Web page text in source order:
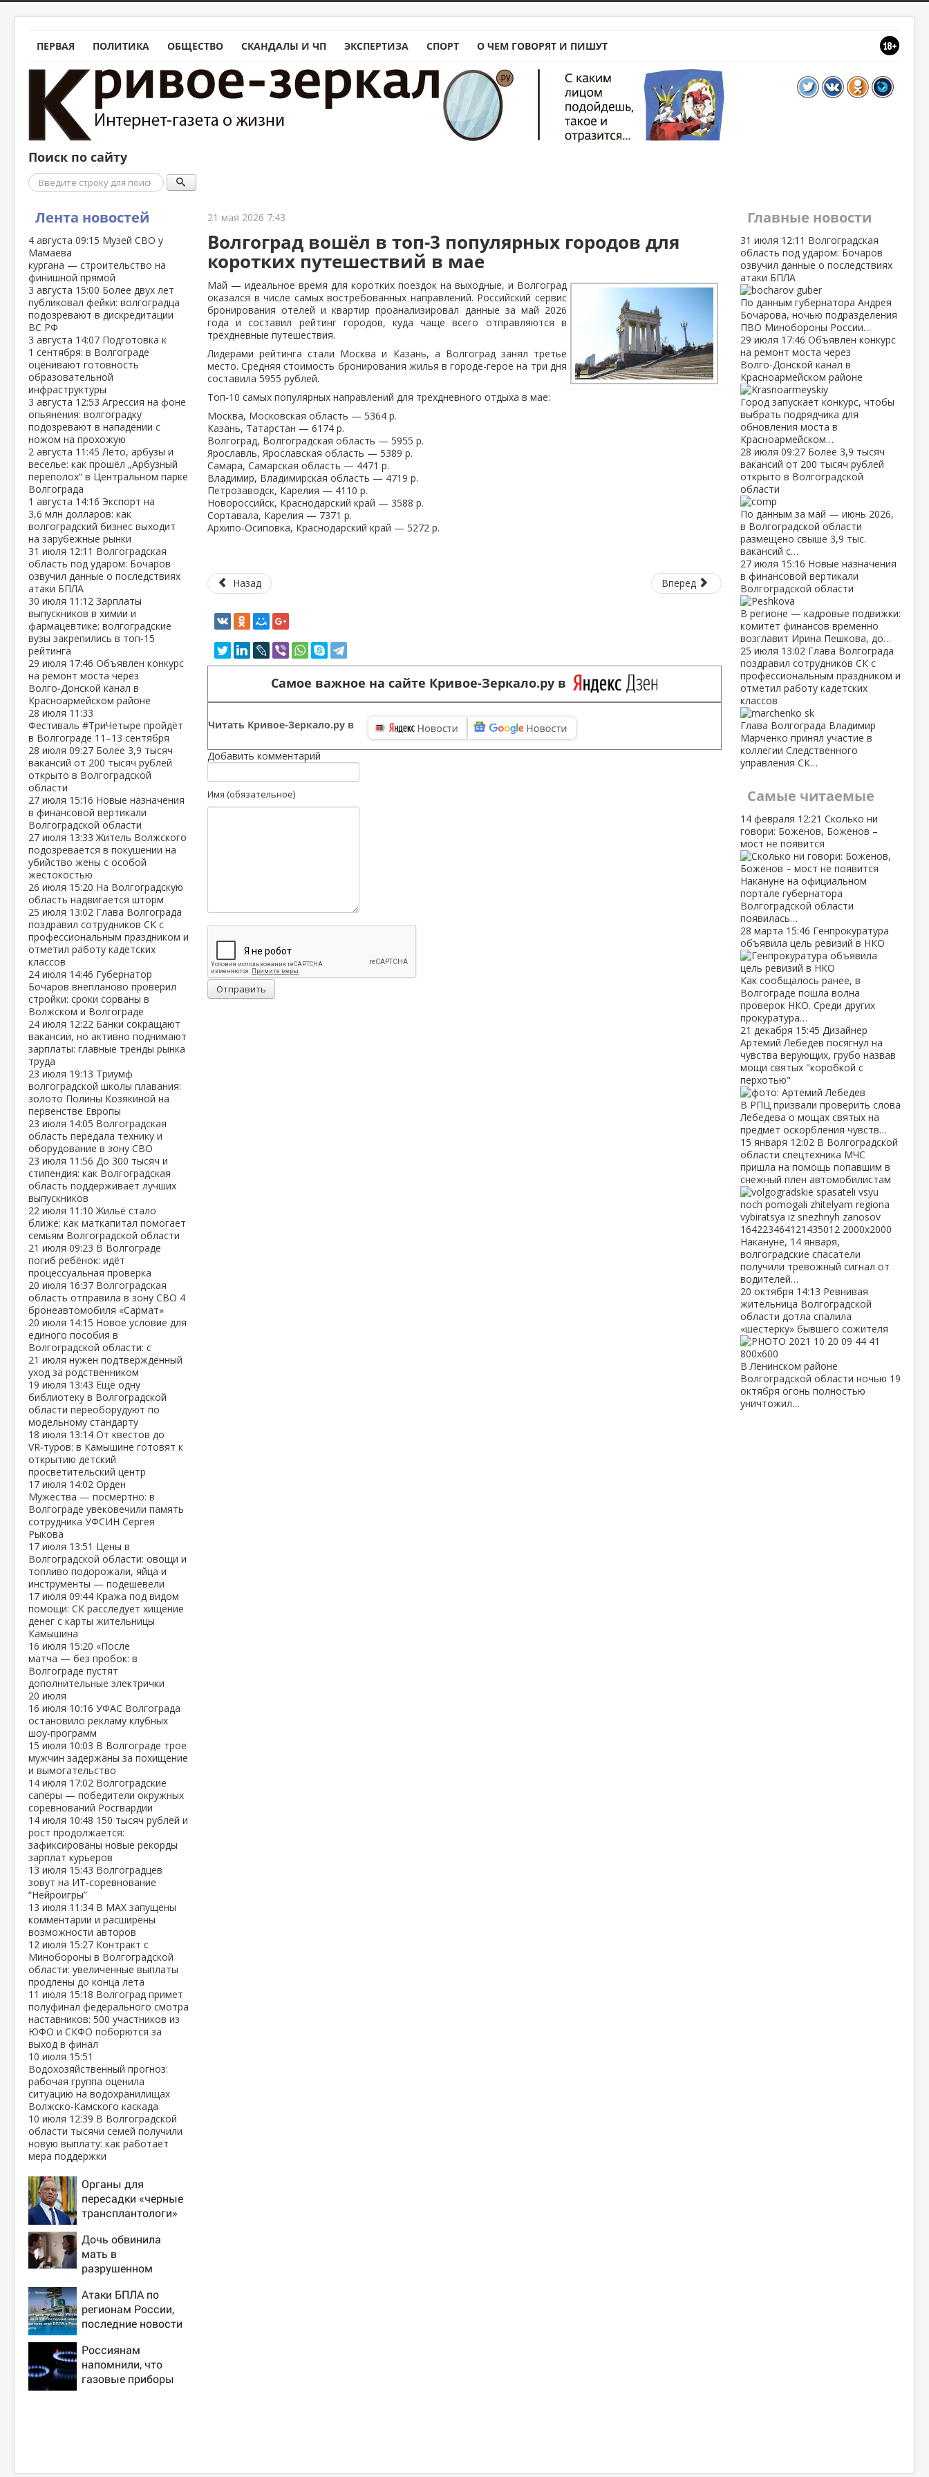
ПЕРВАЯ ПОЛИТИКА ОБЩЕСТВО СКАНДАЛЫ И ЧП ЭКСПЕРТИЗА СПОРТ О ЧЕМ ГОВОРЯТ И ПИШУТ
Поиск по сайту
Поиск
Лента новостей
4 августа 09:15 Музей СВО у
Мамаева
кургана — строительство на
финишной прямой
3 августа 15:00 Более двух лет
публиковал фейки: волгоградца
подозревают в дискредитации
ВС РФ
3 августа 14:07 Подготовка к
1 сентября: в Волгограде
оценивают готовность
образовательной
инфраструктуры
3 августа 12:53 Агрессия на фоне
опьянения: волгоградку
подозревают в нападении с
ножом на прохожую
2 августа 11:45Лето, арбузы и
веселье: как прошёл „Арбузный
переполох“ в Центральном парке
Волгограда
1 августа 14:16 Экспорт на
3,6 млн долларов: как
волгоградский бизнес выходит
на зарубежные рынки
31 июля 12:11 Волгоградская
область под ударом: Бочаров
озвучил данные о последствиях
атаки БПЛА
30 июля 11:12 Зарплаты
выпускников в химии и
фармацевтике: волгоградские
вузы закрепились в топ‑15
рейтинга
29 июля 17:46 Объявлен конкурс
на ремонт моста через
Волго‑Донской канал в
Красноармейском районе
28 июля 11:33
Фестиваль #ТриЧетыре пройдёт
в Волгограде 11–13 сентября
28 июля 09:27 Более 3,9 тысяч
вакансий от 200 тысяч рублей
открыто в Волгоградской
области
27 июля 15:16 Новые назначения
в финансовой вертикали
Волгоградской области
27 июля 13:33Житель Волжского
подозревается в покушении на
убийство жены с особой
жестокостью
26 июля 15:20 На Волгоградскую
область надвигается шторм
25 июля 13:02 Глава Волгограда
поздравил сотрудников СК с
профессиональным праздником и
отметил работу кадетских
классов
24 июля 14:46 Губернатор
Бочаров внепланово проверил
стройки: сроки сорваны в
Волжском и Волгограде
24 июля 12:22 Банки сокращают
вакансии, но активно поднимают
зарплаты: главные тренды рынка
труда
23 июля 19:13 Триумф
волгоградской школы плавания:
золото Полины Козякиной на
первенстве Европы
23 июля 14:05 Волгоградская
область передала технику и
оборудование в зону СВО
23 июля 11:56 До 300 тысяч и
стипендия: как Волгоградская
область поддерживает лучших
выпускников
22 июля 11:10Жильё стало
ближе: как маткапитал помогает
семьям Волгоградской области
21 июля 09:23 В Волгограде
погиб ребёнок: идёт
процессуальная проверка
20 июля 16:37 Волгоградская
область отправила в зону СВО 4
бронеавтомобиля «Сармат»
20 июля 14:15 Новое условие для
единого пособия в
Волгоградской области: с
21 июля нужен подтверждённый
уход за родственником
19 июля 13:43 Ещё одну
библиотеку в Волгоградской
области переоборудуют по
модельному стандарту
18 июля 13:14 От квестов до
VR‑туров: в Камышине готовят к
открытию детский
просветительский центр
17 июля 14:02 Орден
Мужества — посмертно: в
Волгограде увековечили память
сотрудника УФСИН Сергея
Рыкова
17 июля 13:51 Цены в
Волгоградской области: овощи и
топливо подорожали, яйца и
инструменты — подешевели
17 июля 09:44 Кража под видом
помощи: СК расследует хищение
денег с карты жительницы
Камышина
16 июля 15:20 «После
матча — без пробок: в
Волгограде пустят
дополнительные электрички
20 июля
16 июля 10:16 УФАС Волгограда
остановило рекламу клубных
шоу‑программ
15 июля 10:03 В Волгограде трое
мужчин задержаны за похищение
и вымогательство
14 июля 17:02 Волгоградские
сапёры — победители окружных
соревнований Росгвардии
14 июля 10:48 150 тысяч рублей и
рост продолжается:
зафиксированы новые рекорды
зарплат курьеров
13 июля 15:43 Волгоградцев
зовут на ИТ‑соревнование
“Нейроигры”
13 июля 11:34 В МАХ запущены
комментарии и расширены
возможности авторов
12 июля 15:27 Контракт с
Минобороны в Волгоградской
области: увеличенные выплаты
продлены до конца лета
11 июля 15:18 Волгоград примет
полуфинал федерального смотра
наставников: 500 участников из
ЮФО и СКФО поборются за
выход в финал
10 июля 15:51
Водохозяйственный прогноз:
рабочая группа оценила
ситуацию на водохранилищах
Волжско‑Камского каскада
10 июля 12:39 В Волгоградской
области тысячи семей получили
новую выплату: как работает
мера поддержки
Органы для
пересадки «черные
трансплантологи»
живых пациентов
Дочь обвинила
мать в
разрушенном
всей правды о
своём отце -
история одной
Атаки БПЛА по
регионам России,
последние новости
последствия, атаки
на склады
Wildberries,
Россиянам
напомнили, что
газовые приборы
21 мая 2026 7:43
Волгоград вошёл в топ-3 популярных городов для
коротких путешествий в мае
Май — идеальное время для коротких поездок на выходные, и Волгоград
оказался в числе самых востребованных направлений. Российский сервис
бронирования отелей и квартир проанализировал данные за май 2026
года и составил рейтинг городов, куда чаще всего отправляются в
трёхдневные путешествия.
Лидерами рейтинга стали Москва и Казань, а Волгоград занял третье
место. Средняя стоимость бронирования жилья в городе-герое на три дня
составила 5955 рублей.
Топ-10 самых популярных направлений для трёхдневного отдыха в мае:
Москва, Московская область — 5364 р.
Казань, Татарстан — 6174 р.
Волгоград, Волгоградская область — 5955 р.
Ярославль, Ярославская область — 5389 р.
Самара, Самарская область — 4471 р.
Владимир, Владимирская область — 4719 р.
Петрозаводск, Карелия — 4110 р.
Новороссийск, Краснодарский край — 3588 р.
Сортавала, Карелия — 7371 р.
Архипо-Осиповка, Краснодарский край — 5272 р.
Назад Вперед
Самое важное на сайте Кривое-Зеркало.ру в
Читать Кривое-Зеркало.ру в
Добавить комментарий
Имя (обязательное)
Отправить
Главные новости
31 июля 12:11 Волгоградская
область под ударом: Бочаров
озвучил данные о последствиях
атаки БПЛА
По данным губернатора Андрея
Бочарова, ночью подразделения
ПВО Минобороны России…
29 июля 17:46 Объявлен конкурс
на ремонт моста через
Волго‑Донской канал в
Красноармейском районе
Город запускает конкурс, чтобы
выбрать подрядчика для
обновления моста в
Красноармейском…
28 июля 09:27 Более 3,9 тысяч
вакансий от 200 тысяч рублей
открыто в Волгоградской
области
По данным за май — июнь 2026,
в Волгоградской области
размещено свыше 3,9 тыс.
вакансий с…
27 июля 15:16 Новые назначения
в финансовой вертикали
Волгоградской области
В регионе — кадровые подвижки:
комитет финансов временно
возглавит Ирина Пешкова, до…
25 июля 13:02 Глава Волгограда
поздравил сотрудников СК с
профессиональным праздником и
отметил работу кадетских
классов
Глава Волгограда Владимир
Марченко принял участие в
коллегии Следственного
управления СК…
Самые читаемые
14 февраля 12:21 Сколько ни
говори: Боженов, Боженов –
мост не появится
Накануне на официальном
портале губернатора
Волгоградской области
появилась…
28 марта 15:46 Генпрокуратура
объявила цель ревизий в НКО
Как сообщалось ранее, в
Волгограде пошла волна
проверок НКО. Среди других
прокуратура…
21 декабря 15:45 Дизайнер
Артемий Лебедев посягнул на
чувства верующих, грубо назвав
мощи святых "коробкой с
перхотью"
В РПЦ призвали проверить слова
Лебедева о мощах святых на
предмет оскорбления чувств…
15 января 12:02 В Волгоградской
области спецтехника МЧС
пришла на помощь попавшим в
снежный плен автомобилистам
Накануне, 14 января,
волгоградские спасатели
получили тревожный сигнал от
водителей…
20 октября 14:13 Ревнивая
жительница Волгоградской
области дотла спалила
«шестерку» бывшего сожителя
В Ленинском районе
Волгоградской области ночью 19
октября огонь полностью
уничтожил…